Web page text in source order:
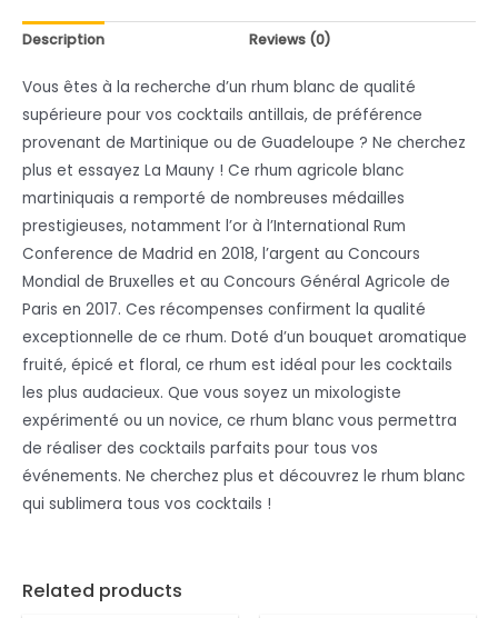
Description Reviews (0)
Vous êtes à la recherche d’un rhum blanc de qualité
supérieure pour vos cocktails antillais, de préférence
provenant de Martinique ou de Guadeloupe ? Ne cherchez
plus et essayez La Mauny ! Ce rhum agricole blanc
martiniquais a remporté de nombreuses médailles
prestigieuses, notamment l’or à l’International Rum
Conference de Madrid en 2018, l’argent au Concours
Mondial de Bruxelles et au Concours Général Agricole de
Paris en 2017. Ces récompenses confirment la qualité
exceptionnelle de ce rhum. Doté d’un bouquet aromatique
fruité, épicé et floral, ce rhum est idéal pour les cocktails
les plus audacieux. Que vous soyez un mixologiste
expérimenté ou un novice, ce rhum blanc vous permettra
de réaliser des cocktails parfaits pour tous vos
événements. Ne cherchez plus et découvrez le rhum blanc
qui sublimera tous vos cocktails !
Related products